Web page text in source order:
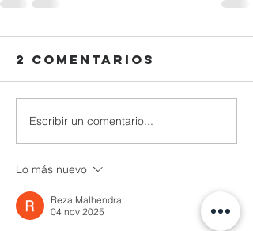
2 comentarios
Escribir un comentario...
Lo más nuevo
Reza Malhendra
04 nov 2025